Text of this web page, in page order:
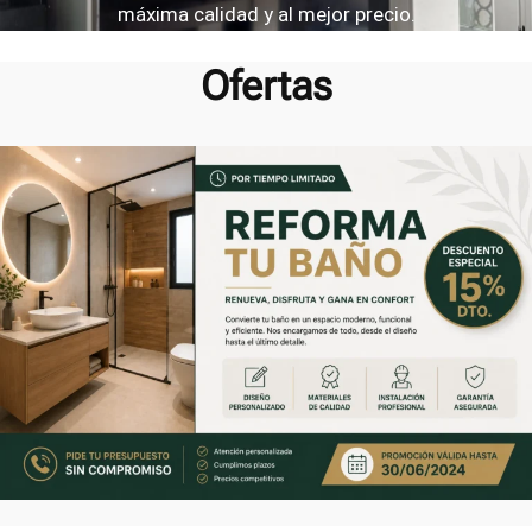
máxima calidad y al mejor precio.
Ofertas